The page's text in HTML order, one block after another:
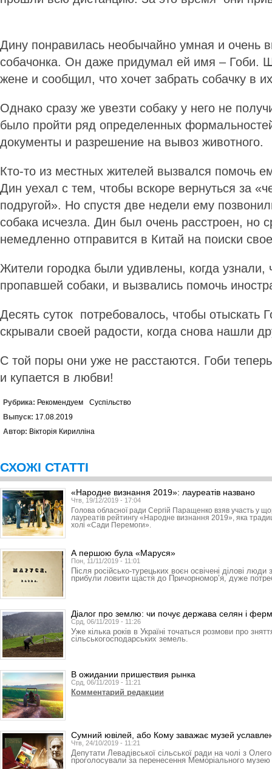
Дину понравилась необычайно умная и очень
собачонка. Он даже придумал ей имя – Гоби.
жене и сообщил, что хочет забрать собачку в
Однако сразу же увезти собаку у него не
было пройти ряд определенных
документы и разрешение на вывоз животного.
Кто-то из местных жителей вызвался помочь
Дин уехал с тем, чтобы вскоре вернуться за
подругой». Но спустя две недели ему
собака исчезла. Дин был очень расстроен, но
немедленно отправится в Китай на поиски
Жители городка были удивлены, когда узнали,
пропавшей собаки, и вызвались помочь
Десять суток потребовалось, чтобы отыскать
скрывали своей радости, когда снова нашли
С той поры они уже не расстаются. Гоби
и купается в любви!
Рубрика: Рекомендуем
Суспільство
Выпуск: 17.08.2019
Автор: Вікторія Кирилліна
СХОЖІ СТАТТІ
«Народне визнання 2019»: лауреатів названо
Чтв, 19/12/2019 - 17:04
Голова обласної ради Сергій Паращенко взяв участь у
лауреатів рейтингу «Народне визнання 2019», яка
холі «Сади Перемоги».
А першою була «Маруся»
Пон, 11/11/2019 - 11:01
Після російсько-турецьких воєн освічені ділові люди
прибули ловити щастя до Причорномор’я, дуже
Діалог про землю: чи почує держава селян і
Срд, 06/11/2019 - 11:26
Уже кілька років в Україні точаться розмови про
сільськогосподарських земель.
В ожидании пришествия рынка
Срд, 06/11/2019 - 11:21
Комментарий редакции
Сумний ювілей, або Кому заважає музей
Чтв, 24/10/2019 - 11:21
Депутати Левадівської сіль­ської ради на чолі з
проголосували за перенесення Ме­­­­­­­­­­­­­мо­­­ріального